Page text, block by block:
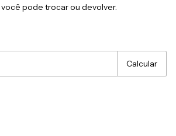
você pode trocar ou devolver.
Calcular